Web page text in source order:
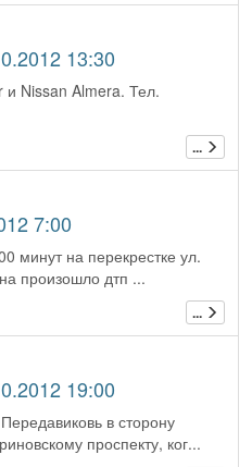
13:30
Nissan Almera. Тел.
...
7:00
минут на перекрестке ул.
произошло дтп ...
...
19:00
в сторону
проспекту, ког...